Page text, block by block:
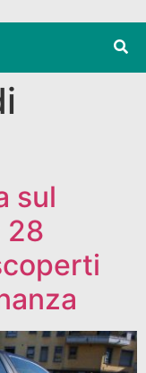
sul
28